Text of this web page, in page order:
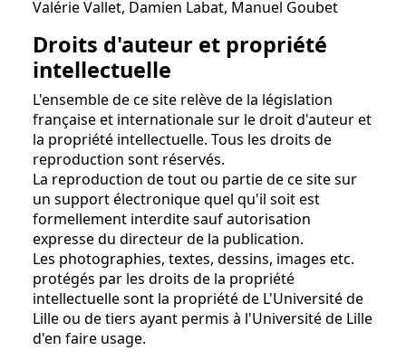
Valérie Vallet, Damien Labat, Manuel Goubet
Droits d'auteur et propriété
intellectuelle
L'ensemble de ce site relève de la législation
française et internationale sur le droit d'auteur et
la propriété intellectuelle. Tous les droits de
reproduction sont réservés.
La reproduction de tout ou partie de ce site sur
un support électronique quel qu'il soit est
formellement interdite sauf autorisation
expresse du directeur de la publication.
Les photographies, textes, dessins, images etc.
protégés par les droits de la propriété
intellectuelle sont la propriété de L'Université de
Lille ou de tiers ayant permis à l'Université de Lille
d'en faire usage.